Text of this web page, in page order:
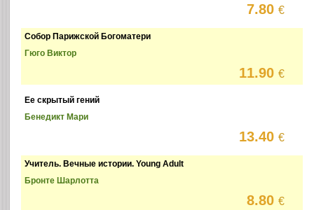
7.80€
Собор Парижской Богоматери
Гюго Виктор
11.90€
Ее скрытый гений
Бенедикт Мари
13.40€
Учитель. Вечные истории. Young Adult
Бронте Шарлотта
8.80€